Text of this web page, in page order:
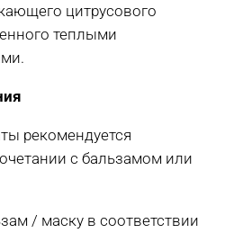
цитрусового
теплыми
рекомендуется
с бальзамом или
/ маску в соответствии